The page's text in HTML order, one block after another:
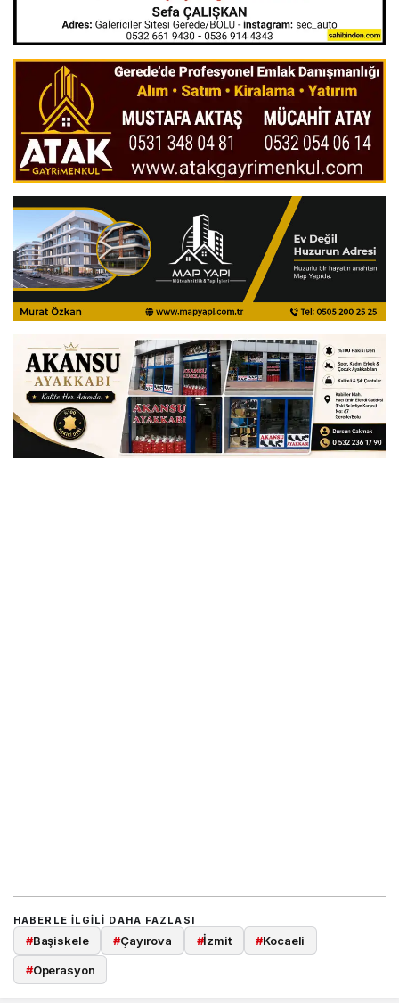
HABERLE ILGILI DAHA FAZLASI
#Başiskele #Çayırova #İzmit #Kocaeli
#Operasyon